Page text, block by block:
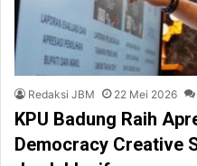
Redaksi JBM 22 Mei 2026
KPU Badung Raih
Democracy Creative